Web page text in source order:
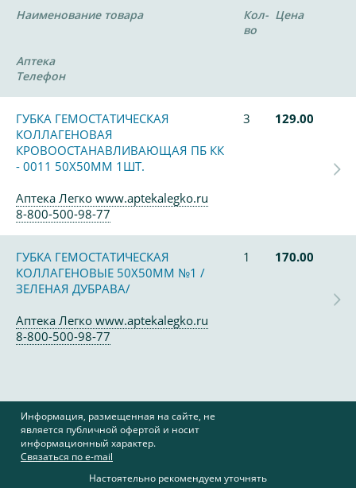
Наименование товара
Кол-
во
Цена
Аптека
Телефон
ГУБКА ГЕМОСТАТИЧЕСКАЯ
КОЛЛАГЕНОВАЯ
КРОВООСТАНАВЛИВАЮЩАЯ ПБ КК
- 0011 50Х50ММ 1ШТ.
3 129.00
Аптека Легко www.aptekalegko.ru
8-800-500-98-77
ГУБКА ГЕМОСТАТИЧЕСКАЯ
КОЛЛАГЕНОВЫЕ 50Х50ММ №1 /
ЗЕЛЕНАЯ ДУБРАВА/
1 170.00
Аптека Легко www.aptekalegko.ru
8-800-500-98-77
Информация, размещенная на сайте, не
является публичной офертой и носит
информационный характер.
Связаться по e-mail
Настоятельно рекомендуем уточнять